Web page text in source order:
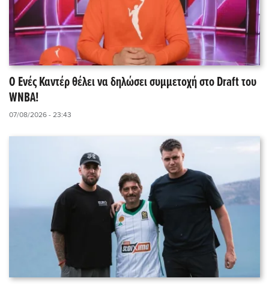
Ο Ενές Καντέρ θέλει να δηλώσει συμμετοχή στο Draft του
WNBA!
07/08/2026 - 23:43